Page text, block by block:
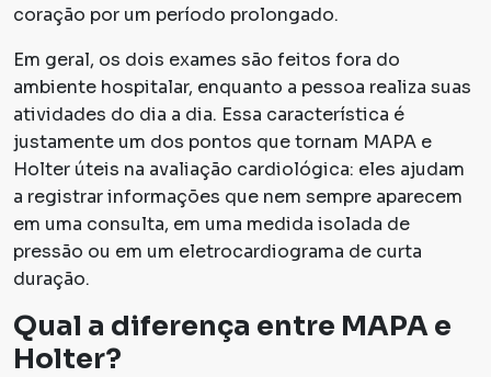
coração por um período prolongado.
Em geral, os dois exames são feitos fora do
ambiente hospitalar, enquanto a pessoa realiza suas
atividades do dia a dia. Essa característica é
justamente um dos pontos que tornam MAPA e
Holter úteis na avaliação cardiológica: eles ajudam
a registrar informações que nem sempre aparecem
em uma consulta, em uma medida isolada de
pressão ou em um eletrocardiograma de curta
duração.
Qual a diferença entre MAPA e
Holter?